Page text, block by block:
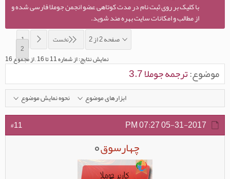
با کلیک بر روی ثبت نام در مدت کوتاهی عضو انجمن جوملا فارسی شده و
از مطالب و امکانات سایت بهره مند شوید.
صفحه 2 از 2 نخست 1
2
نمایش نتایج: از شماره 11 تا 16 , از مجموع 16
موضوع:ترجمه جوملا 3.7
ابزارهای موضوع نحوه نمایش موضوع
05-31-2017
07:27 PM
#11
چهارسوق